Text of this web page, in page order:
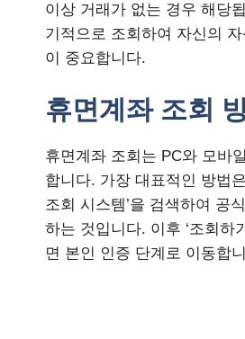
이상 거래가 없는 경우 해당
기적으로 조회하여 자신의
이 중요합니다.
휴면계좌 조회
휴면계좌 조회는 PC와 모바
합니다. 가장 대표적인 방법
조회 시스템’을 검색하여 공
하는 것입니다. 이후 ‘조회하
면 본인 인증 단계로 이동합